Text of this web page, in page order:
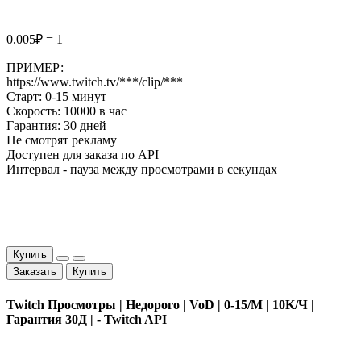
0.005₽ = 1
ПРИМЕР:
https://www.twitch.tv/***/clip/***
Старт: 0-15 минут
Скорость: 10000 в час
Гарантия: 30 дней
Не смотрят рекламу
Доступен для заказа по API
Интервал - пауза между просмотрами в секундах
Купить
Заказать
Купить
Twitch Просмотры | Недорого | VoD | 0-15/М | 10K/Ч |
Гарантия 30Д | - Twitch API